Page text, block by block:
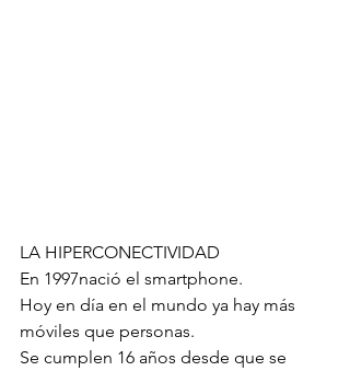
LA HIPERCONECTIVIDAD
En 1997nació el smartphone.
Hoy en día en el mundo ya hay más
móviles que personas.
Se cumplen 16 años desde que se